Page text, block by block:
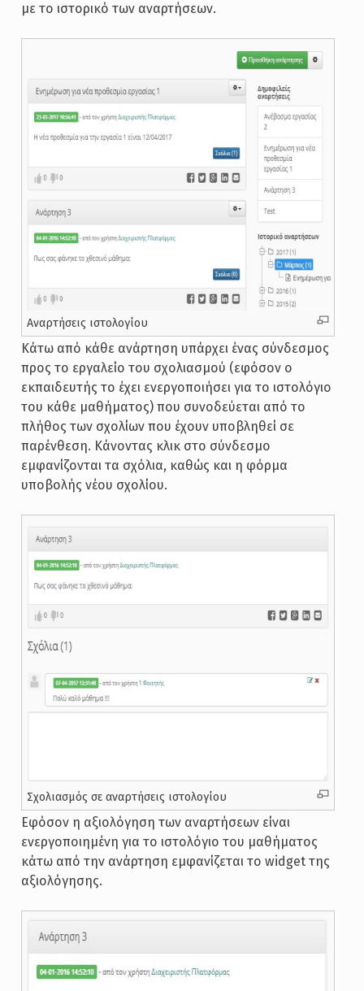
με το ιστορικό των αναρτήσεων.
Αναρτήσεις ιστολογίου
Κάτω από κάθε ανάρτηση υπάρχει ένας σύνδεσμος
προς το εργαλείο του σχολιασμού (εφόσον ο
εκπαιδευτής το έχει ενεργοποιήσει για το ιστολόγιο
του κάθε μαθήματος) που συνοδεύεται από το
πλήθος των σχολίων που έχουν υποβληθεί σε
παρένθεση. Κάνοντας κλικ στο σύνδεσμο
εμφανίζονται τα σχόλια, καθώς και η φόρμα
υποβολής νέου σχολίου.
Σχολιασμός σε αναρτήσεις ιστολογίου
Εφόσον η αξιολόγηση των αναρτήσεων είναι
ενεργοποιημένη για το ιστολόγιο του μαθήματος
κάτω από την ανάρτηση εμφανίζεται το widget της
αξιολόγησης.